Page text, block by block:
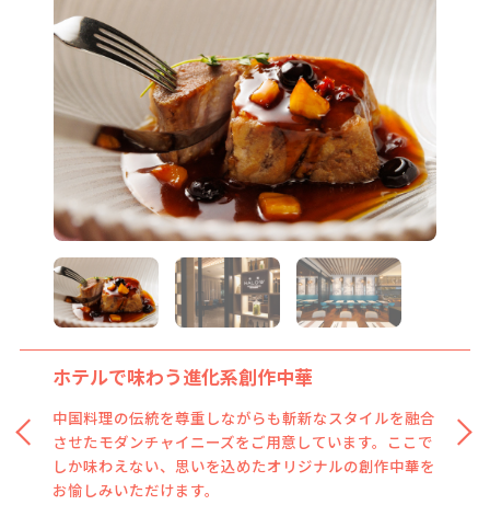
ホテルで味わう進化系創作中華
中国料理の伝統を尊重しながらも斬新なスタイルを融合
させたモダンチャイニーズをご用意しています。ここで
しか味わえない、思いを込めたオリジナルの創作中華を
お愉しみいただけます。